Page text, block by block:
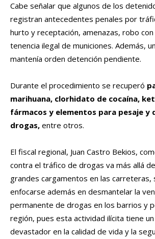
Cabe señalar que algunos de los
registran antecedentes penales por
hurto y receptación, amenazas, robo
tenencia ilegal de municiones. Además,
mantenía orden detención pendiente.
Durante el procedimiento se recuperó
marihuana, clorhidato de cocaína,
fármacos y elementos para pesaje y
drogas, entre otros.
El fiscal regional, Juan Castro Bekios,
contra el tráfico de drogas va más allá
grandes cargamentos en las carreteras,
enfocarse además en desmantelar la
permanente de drogas en los barrios y
región, pues esta actividad ilícita tiene
devastador en la calidad de vida y la